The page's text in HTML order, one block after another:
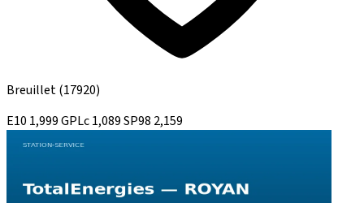
Breuillet(17920)
E10 1,999GPLc1,089SP98 2,159